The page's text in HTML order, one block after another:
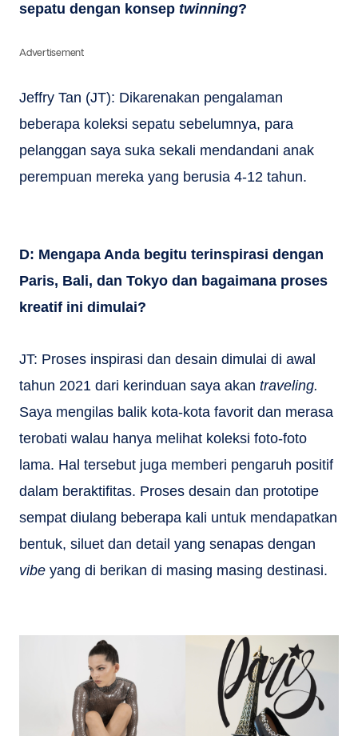
sepatu dengan konsep twinning?
Advertisement
Jeffry Tan (JT): Dikarenakan pengalaman
beberapa koleksi sepatu sebelumnya, para
pelanggan saya suka sekali mendandani anak
perempuan mereka yang berusia 4-12 tahun.
D: Mengapa Anda begitu terinspirasi dengan
Paris, Bali, dan Tokyo dan bagaimana proses
kreatif ini dimulai?
JT: Proses inspirasi dan desain dimulai di awal
tahun 2021 dari kerinduan saya akan traveling.
Saya mengilas balik kota-kota favorit dan merasa
terobati walau hanya melihat koleksi foto-foto
lama. Hal tersebut juga memberi pengaruh positif
dalam beraktifitas. Proses desain dan prototipe
sempat diulang beberapa kali untuk mendapatkan
bentuk, siluet dan detail yang senapas dengan
vibe yang di berikan di masing masing destinasi.